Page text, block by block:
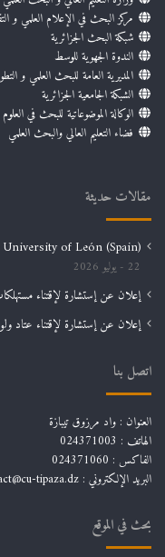
مركز البحث في الإعلام العلمي و
شبكة البحث الجزائرية
الندوة الجهوية للوسط
المديرية العامة للبحث العلمي و
الشبكة الجامعية الجزائرية
الوكالة الموضوعاتية للبحث في
فضاء التعليم العالي والبحث العلمي
مقالات حديثة
of León (Spain)
22 يوليو 2026
إعلان عن إستشارة لإقتناء
إعلان عن إستشارة لإقتناء عتاد
اتصل بنا
العنوان : واد مرزوق تيبازة
الهاتف : 024371003
الفاكس : 024371060
البريد الإلكتروني : tipaza.dz
بحث في الموقع